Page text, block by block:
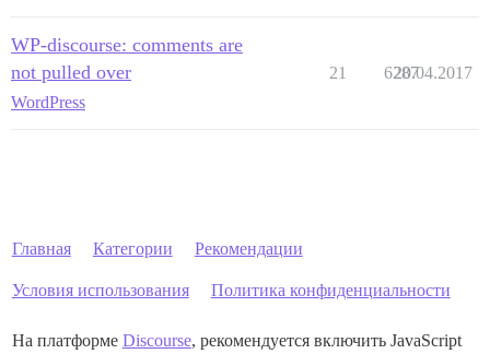
WP-discourse: comments are
not pulled over
WordPress
21 6287
20.04.2017
Главная Категории Рекомендации
Условия использования Политика конфиденциальности
На платформе Discourse, рекомендуется включить JavaScript